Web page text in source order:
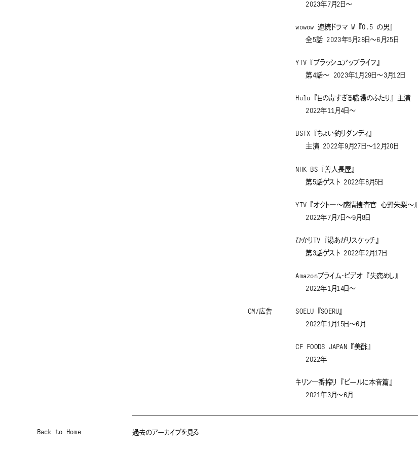
Back to Home
2023年7月2日～
wowow 連続ドラマ W 『0.5 の男』
全5話 2023年5月28日～6月25日
YTV 『ブラッシュアップライフ』
第4話～ 2023年1月29日～3月12日
Hulu 『目の毒すぎる職場のふたり』 主演
2022年11月4日～
BSTX 『ちょい釣りダンディ』
主演 2022年9月27日～12月20日
NHK-BS 『善人長屋』
第5話ゲスト 2022年8月5日
YTV 『オクト―～感情捜査官 心野朱梨～』
2022年7月7日～9月8日
ひかりTV 『湯あがりスケッチ』
第3話ゲスト 2022年2月17日
Amazonプライム・ビデオ 『失恋めし』
2022年1月14日～
CM/広告
SOELU 『SOERU』
2022年1月15日～6月
CF FOODS JAPAN 『美酢』
2022年
キリン一番搾り 『ビールに本音篇』
2021年3月〜6月
過去のアーカイブを見る